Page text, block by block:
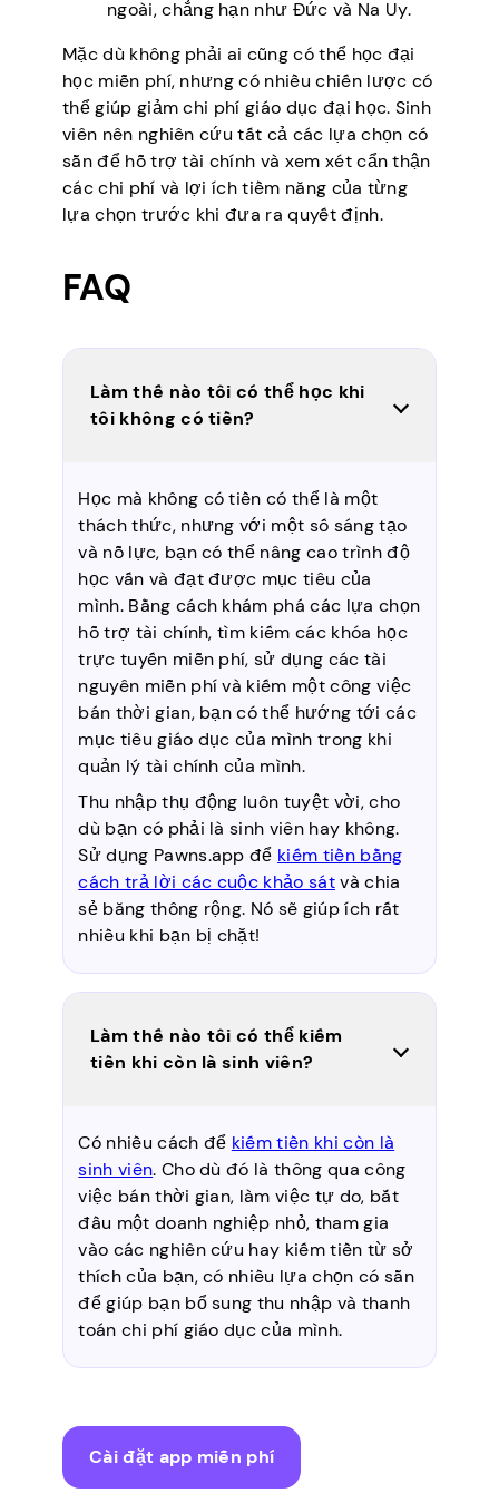
ngoài, chẳng hạn như Đức và Na Uy.
Mặc dù không phải ai cũng có thể học đại
học miễn phí, nhưng có nhiều chiến lược có
thể giúp giảm chi phí giáo dục đại học. Sinh
viên nên nghiên cứu tất cả các lựa chọn có
sẵn để hỗ trợ tài chính và xem xét cẩn thận
các chi phí và lợi ích tiềm năng của từng
lựa chọn trước khi đưa ra quyết định.
FAQ
Làm thế nào tôi có thể học khi
tôi không có tiền?
Học mà không có tiền có thể là một
thách thức, nhưng với một số sáng tạo
và nỗ lực, bạn có thể nâng cao trình độ
học vấn và đạt được mục tiêu của
mình. Bằng cách khám phá các lựa chọn
hỗ trợ tài chính, tìm kiếm các khóa học
trực tuyến miễn phí, sử dụng các tài
nguyên miễn phí và kiếm một công việc
bán thời gian, bạn có thể hướng tới các
mục tiêu giáo dục của mình trong khi
quản lý tài chính của mình.
Thu nhập thụ động luôn tuyệt vời, cho
dù bạn có phải là sinh viên hay không.
Sử dụng Pawns.app để kiếm tiền bằng
cách trả lời các cuộc khảo sátvà chia
sẻ băng thông rộng. Nó sẽ giúp ích rất
nhiều khi bạn bị chặt!
Làm thế nào tôi có thể kiếm
tiền khi còn là sinh viên?
Có nhiều cách để kiếm tiền khi còn là
sinh viên. Cho dù đó là thông qua công
việc bán thời gian, làm việc tự do, bắt
đầu một doanh nghiệp nhỏ, tham gia
vào các nghiên cứu hay kiếm tiền từ sở
thích của bạn, có nhiều lựa chọn có sẵn
để giúp bạn bổ sung thu nhập và thanh
toán chi phí giáo dục của mình.
Cài đặt app miễn phí